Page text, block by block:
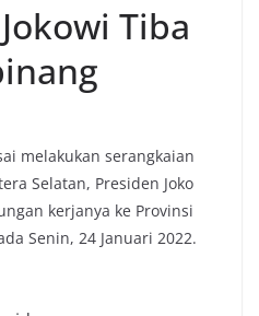
Tiba
melakukan serangkaian
Selatan, Presiden Joko
kerjanya ke Provinsi
Senin, 24 Januari 2022.